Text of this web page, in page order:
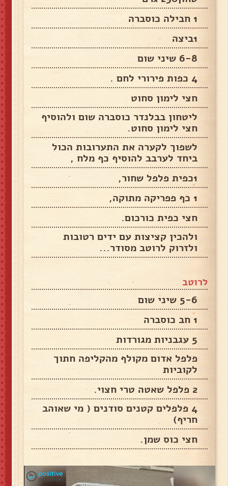
1 חבילה כוסברה
1ביצה
6-8 שיני שום
4 כפות פירורי לחם .
חצי לימון סחוט
ליטחון בבלנדר כוסברה שום ולהוסיף
חצי לימון סחוט.
לשפוך לקערה את התערובות הכול
ביחד לערבב להוסיף כף מלח ,
1כפית פלפל שחור,
1 כף פפריקה מתוקה,
חצי כפית כורכום.
ולהכין קציצות עם ידים רטובות
ולזרוק לרוטב מסודר...
לרוטב
5-6 שיני שום
1 חב כוסברה
5 עגבניות מגורדות
פלפל אדום מקולף מהקליפה חתוך
לקוביות
2 פלפל שאטה טרי חצוי.
4 פלפלים קטנים סודנים ( מי שאוהב
חריף)
חצי כוס שמן.